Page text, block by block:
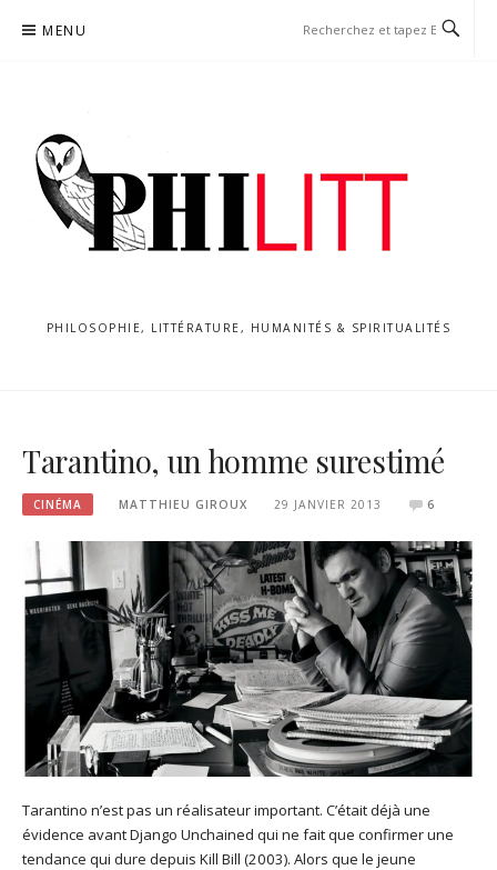
MENU
PHILOSOPHIE, LITTÉRATURE, HUMANITÉS & SPIRITUALITÉS
Tarantino, un homme surestimé
CINÉMA MATTHIEU GIROUX 29 JANVIER 2013 6
Tarantino n’est pas un réalisateur important. C’était déjà une
évidence avant Django Unchained qui ne fait que confirmer une
tendance qui dure depuis Kill Bill (2003). Alors que le jeune